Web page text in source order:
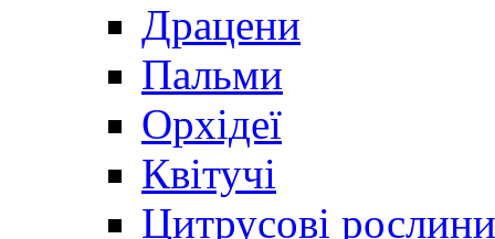
Драцени
Пальми
Орхідеї
Квітучі
Цитрусові рослини